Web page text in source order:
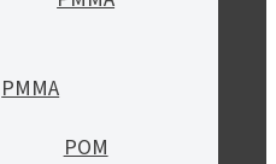
PMMA
POM